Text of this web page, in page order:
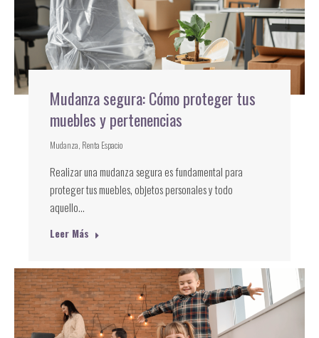
Mudanza segura: Cómo proteger tus
muebles y pertenencias
Mudanza, Renta Espacio
Realizar una mudanza segura es fundamental para
proteger tus muebles, objetos personales y todo
aquello…
Leer Más